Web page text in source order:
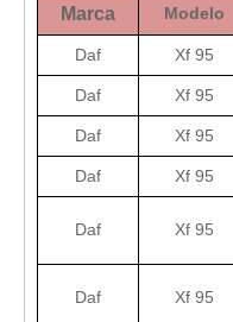
Marca Modelo
Daf Xf 95
Daf Xf 95
Daf Xf 95
Daf Xf 95
Daf Xf 95
Daf Xf 95